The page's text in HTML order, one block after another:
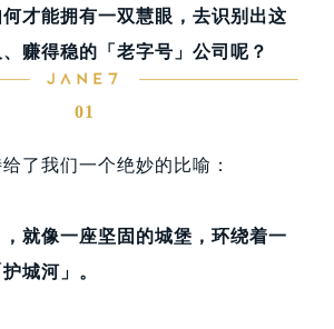
才能拥有一双慧眼，去识别出这
赚得稳的「老字号」公司呢？
01
了我们一个绝妙的比喻：
就像一座坚固的城堡，环绕着一
城河」。